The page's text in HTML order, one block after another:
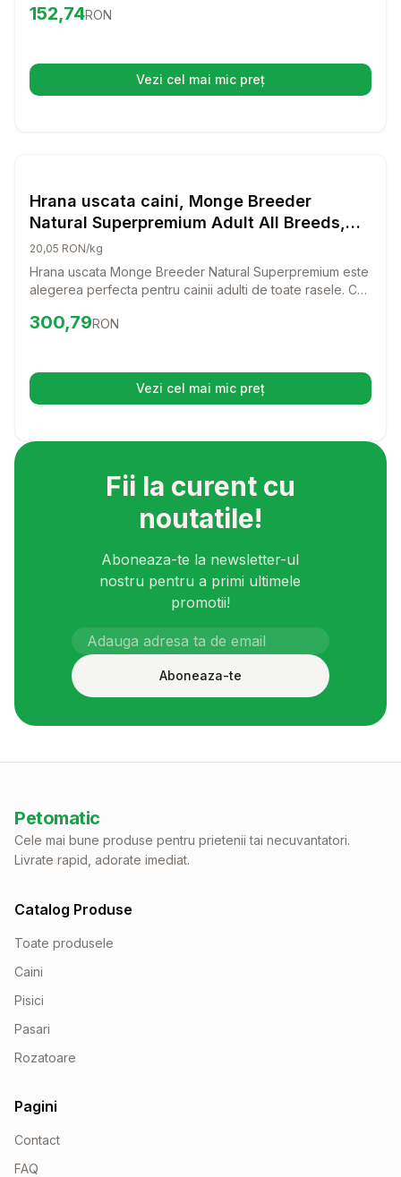
orez, aceasta hrana este formulata pentru a sustine un stil
Preț:152.74
152,74RON
Vezi cel mai mic preț(se deschide într-o filă nouă)
Hrana Uscata Caini
Hrana uscata caini, Monge Breeder
Natural Superpremium Adult All Breeds,
Miel & Orez, 15 kg
20,05 RON/kg
Hrana uscata Monge Breeder Natural Superpremium este
alegerea perfecta pentru cainii adulti de toate rasele. Cu
hrana ii va oferi catelului tau nutrientii necesari pentru o
Preț: 300.79 RON
300,79RON
Vezi cel mai mic preț(se deschide într-o filă nouă)
Fii la curent cu
noutatile!
Aboneaza-te la newsletter-ul
nostru pentru a primi ultimele
promotii!
Aboneaza-te
Petomatic
Cele mai bune produse pentru prietenii tai necuvantatori.
Livrate rapid, adorate imediat.
Catalog Produse
Toate produsele
Caini
Pisici
Pasari
Rozatoare
Pagini
Contact
FAQ